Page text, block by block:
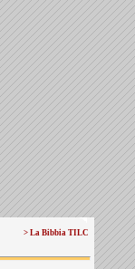
> La Bibbia TILC